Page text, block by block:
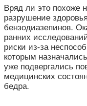
Вряд ли это похоже
разрушение
бензодиазепинов.
ранних
риски из-за
которым
уже подвергались
медицинских
бедра.